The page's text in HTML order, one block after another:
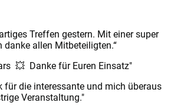
Treffen gestern. Mit einer super
danke allen Mitbeteiligten.“
💥 Danke für Euren Einsatz"
für die interessante und mich überaus
Veranstaltung."